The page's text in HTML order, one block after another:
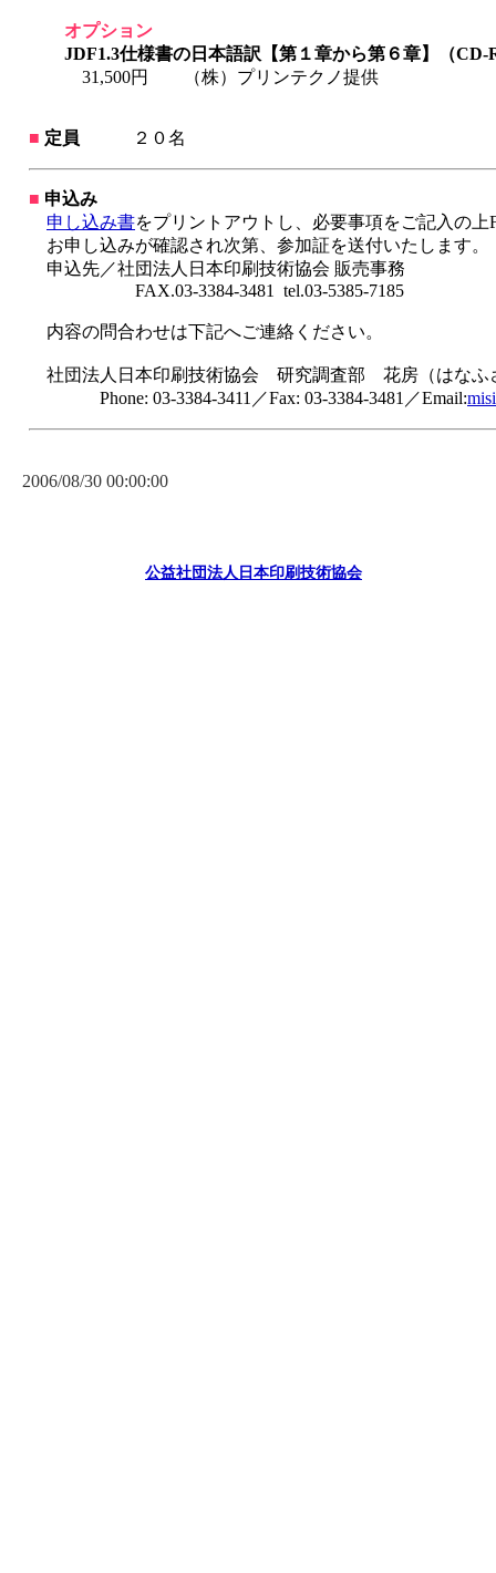
オプション
JDF1.3仕様書の日本語訳【第１章から第６章】（CD-
31,500円 （株）プリンテクノ提供
■ 定員 ２０名
■ 申込み
申し込み書をプリントアウトし、必要事項をご記入の
お申し込みが確認され次第、参加証を送付いたします。
申込先／社団法人日本印刷技術協会 販売事務
FAX.03-3384-3481 tel.03-5385-7185
内容の問合わせは下記へご連絡ください。
社団法人日本印刷技術協会 研究調査部 花房（はなふ
Phone: 03-3384-3411／Fax: 03-3384-3481／Email:
2006/08/30 00:00:00
公益社団法人日本印刷技術協会